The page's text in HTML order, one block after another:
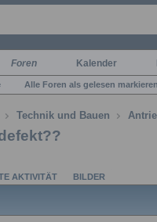
Foren Kalender
Alle Foren als gelesen markieren
Technik und Bauen
AKTIVITÄT BILDER